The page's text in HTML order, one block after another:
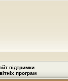
підтримки
програм